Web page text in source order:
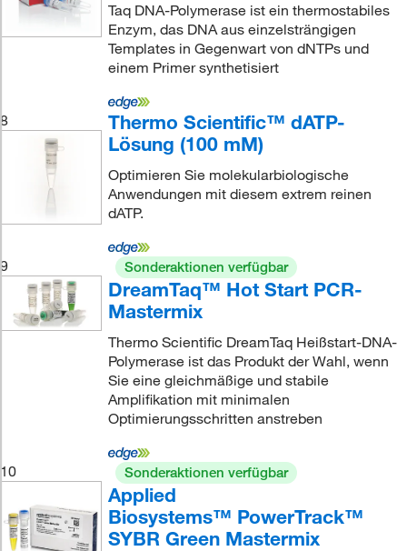
Taq DNA-Polymerase ist ein thermostabiles
Enzym, das DNA aus einzelsträngigen
Templates in Gegenwart von dNTPs und
einem Primer synthetisiert
8
Thermo Scientific™ dATP-
Lösung (100 mM)
Optimieren Sie molekularbiologische
Anwendungen mit diesem extrem reinen
dATP.
9 Sonderaktionen verfügbar
DreamTaq™ Hot Start PCR-
Mastermix
Thermo Scientific DreamTaq Heißstart-DNA-
Polymerase ist das Produkt der Wahl, wenn
Sie eine gleichmäßige und stabile
Amplifikation mit minimalen
Optimierungsschritten anstreben
10 Sonderaktionen verfügbar
Applied
Biosystems™ PowerTrack™
SYBR Green Mastermix